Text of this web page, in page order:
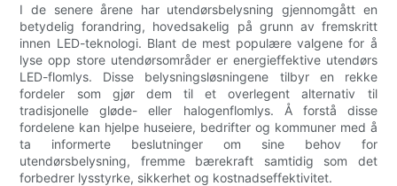
I de senere årene har utendørsbelysning gjennomgått en
betydelig forandring, hovedsakelig på grunn av fremskritt
innen LED-teknologi. Blant de mest populære valgene for å
lyse opp store utendørsområder er energieffektive utendørs
LED-flomlys. Disse belysningsløsningene tilbyr en rekke
fordeler som gjør dem til et overlegent alternativ til
tradisjonelle gløde- eller halogenflomlys. Å forstå disse
fordelene kan hjelpe huseiere, bedrifter og kommuner med å
ta informerte beslutninger om sine behov for
utendørsbelysning, fremme bærekraft samtidig som det
forbedrer lysstyrke, sikkerhet og kostnadseffektivitet.